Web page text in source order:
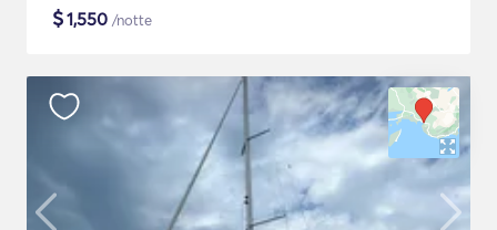
$1,550 /notte